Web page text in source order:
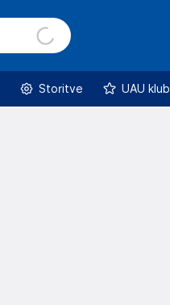
Storitve UAU klub